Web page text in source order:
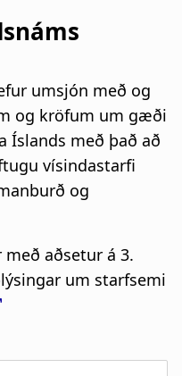
umsjón með og
og kröfum um gæði
Íslands með það að
vísindastarfi
og
aðsetur á 3.
um starfsemi